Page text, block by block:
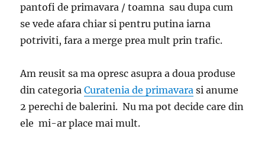
pantofi de primavara / toamna sau dupa cum
se vede afara chiar si pentru putina iarna
potriviti, fara a merge prea mult prin trafic.
Am reusit sa ma opresc asupra a doua produse
din categoriaCuratenia de primavara si anume
2 perechi de balerini. Nu ma pot decide care din
ele mi-ar place mai mult.